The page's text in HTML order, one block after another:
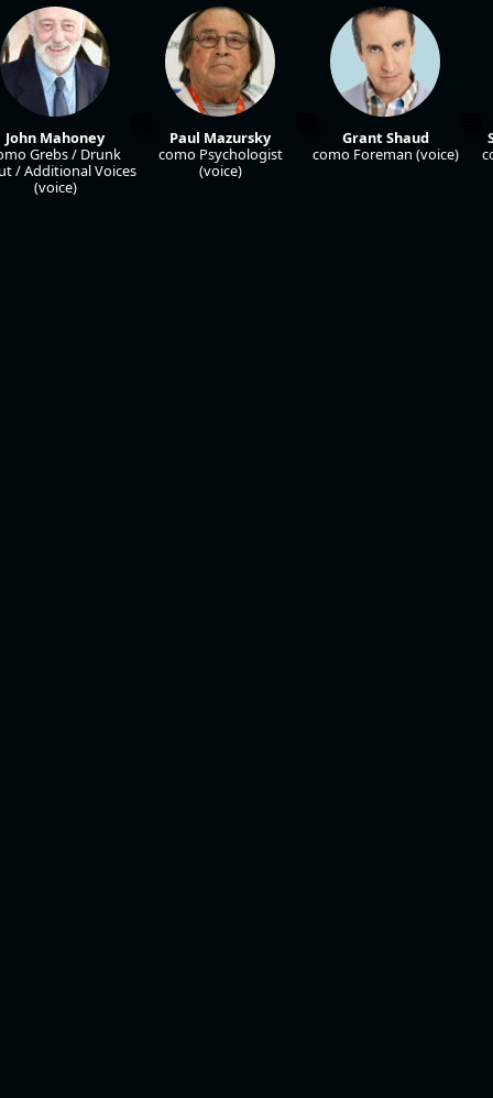
John Mahoney
Grebs / Drunk
/ Additional Voices
(voice)
Paul Mazursky
como Psychologist
(voice)
Grant Shaud
como Foreman (voice)